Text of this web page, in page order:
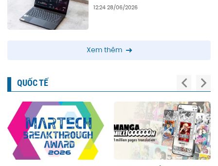
12:24 28/06/2026
Xem thêm
QUỐC TẾ